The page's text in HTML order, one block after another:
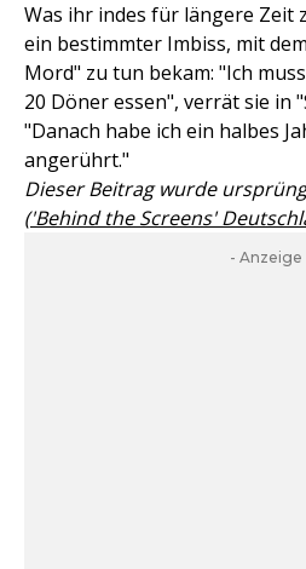
Was ihr indes für längere Zeit
ein bestimmter Imbiss, mit
Mord" zu tun bekam: "Ich
20 Döner essen", verrät sie in
"Danach habe ich ein halbes
angerührt."
Dieser Beitrag wurde
('Behind the Screens'
- Anzeige